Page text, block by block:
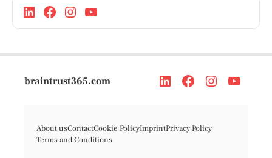
braintrust365.com
About usContactCookie PolicyImprintPrivacy Policy
Terms and Conditions